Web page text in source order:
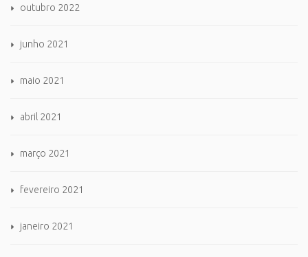
outubro 2022
junho 2021
maio 2021
abril 2021
março 2021
fevereiro 2021
janeiro 2021